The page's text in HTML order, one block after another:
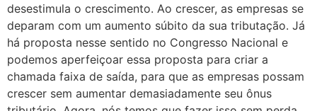
desestimula o crescimento. Ao crescer, as empresas se
deparam com um aumento súbito da sua tributação. Já
há proposta nesse sentido no Congresso Nacional e
podemos aperfeiçoar essa proposta para criar a
chamada faixa de saída, para que as empresas possam
crescer sem aumentar demasiadamente seu ônus